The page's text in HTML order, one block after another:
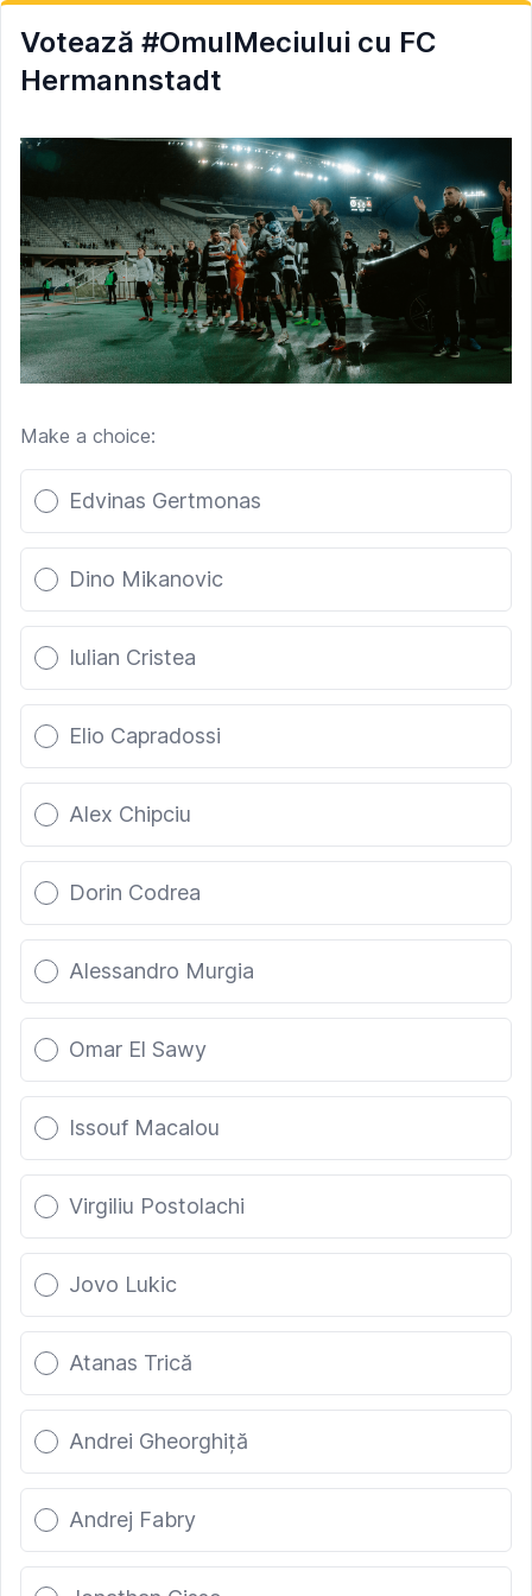
Votează #OmulMeciului cu FC
Hermannstadt
Make a choice:
Poll options
Edvinas Gertmonas
Dino Mikanovic
Iulian Cristea
Elio Capradossi
Alex Chipciu
Dorin Codrea
Alessandro Murgia
Omar El Sawy
Issouf Macalou
Virgiliu Postolachi
Jovo Lukic
Atanas Trică
Andrei Gheorghiță
Andrej Fabry